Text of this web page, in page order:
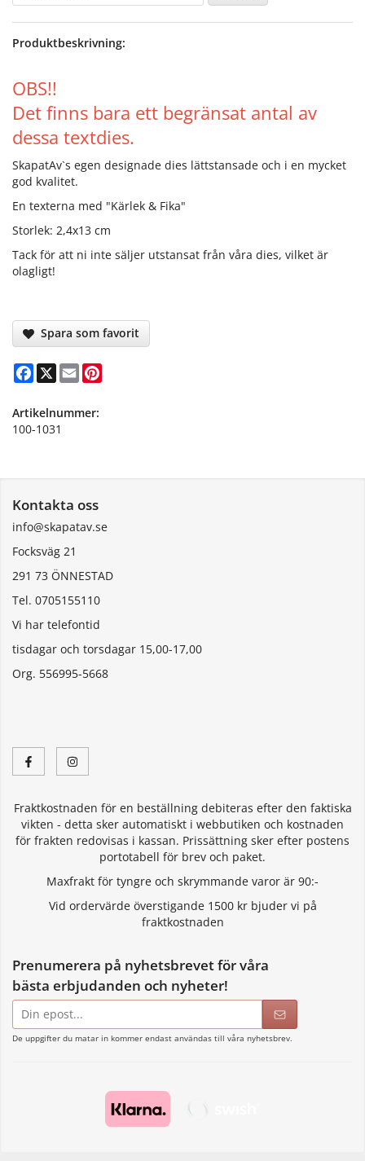
Produktbeskrivning:
OBS!!
Det finns bara ett begränsat antal av
dessa textdies.
SkapatAv`s egen designade dies lättstansade och i en mycket
god kvalitet.
En texterna med "Kärlek & Fika"
Storlek: 2,4x13 cm
Tack för att ni inte säljer utstansat från våra dies, vilket är
olagligt!
Spara som favorit
Facebook
X Email
Artikelnummer:
100-1031
Kontakta oss
info@skapatav.se
Focksväg 21
291 73 ÖNNESTAD
Tel. 0705155110
Vi har telefontid
tisdagar och torsdagar 15,00-17,00
Org. 556995-5668
Fraktkostnaden för en beställning debiteras efter den faktiska
vikten - detta sker automatiskt i webbutiken och kostnaden
för frakten redovisas i kassan. Prissättning sker efter postens
portotabell för brev och paket.
Maxfrakt för tyngre och skrymmande varor är 90:-
Vid ordervärde överstigande 1500 kr bjuder vi på
fraktkostnaden
Prenumerera på nyhetsbrevet för våra
bästa erbjudanden och nyheter!
postadress
De uppgifter du matar in kommer endast användas till våra nyhetsbrev.